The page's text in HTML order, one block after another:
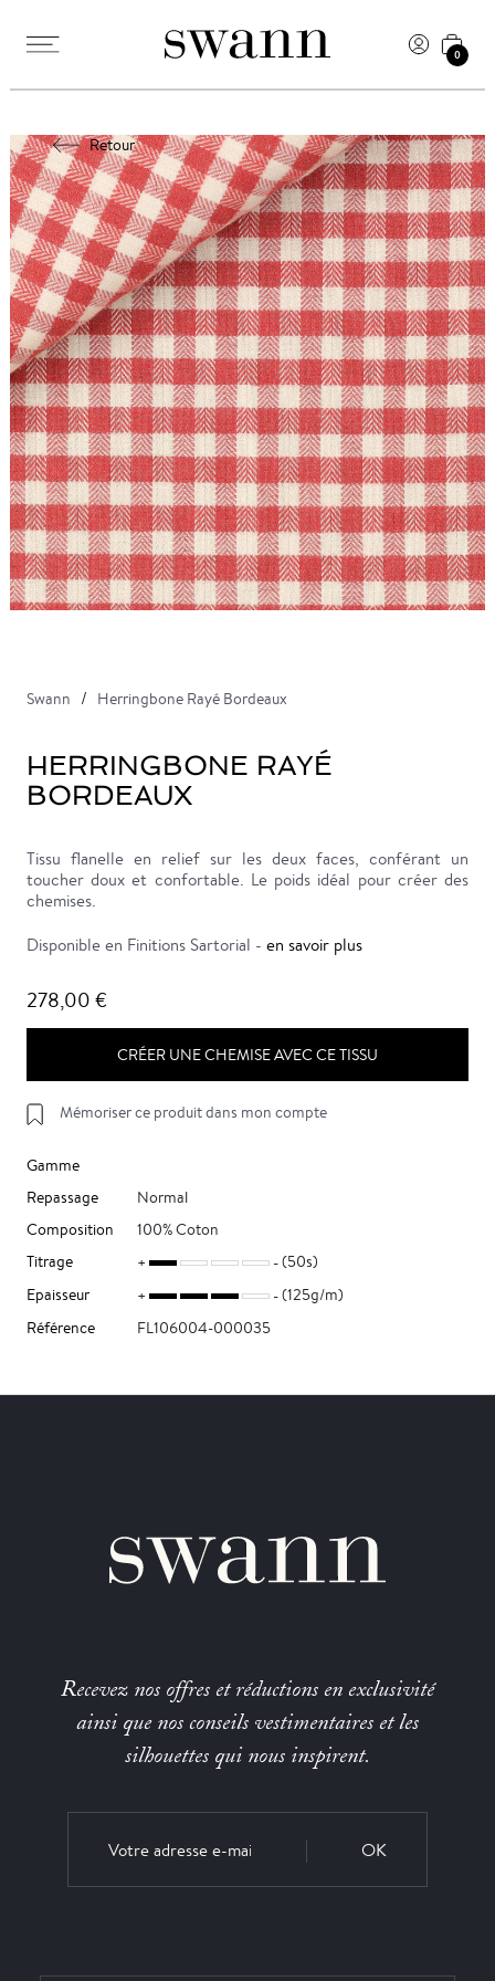
0
Retour
Swann Herringbone Rayé Bordeaux
HERRINGBONE RAYÉ
BORDEAUX
Tissu flanelle en relief sur les deux faces, conférant un
toucher doux et confortable. Le poids idéal pour créer des
chemises.
Disponible en Finitions Sartorial - en savoir plus
278,00 €
CRÉER UNE CHEMISE AVEC CE TISSU
Mémoriser ce produit dans mon compte
Gamme
Repassage
Normal
Composition
100% Coton
Titrage
(50s)
Epaisseur
(125g/m)
Référence
FL106004-000035
Recevez nos offres et réductions en exclusivité
ainsi que nos conseils vestimentaires et les
silhouettes qui nous inspirent.
OK